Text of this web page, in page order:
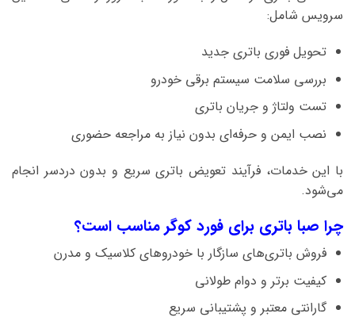
سرویس شامل:
تحویل فوری باتری جدید
بررسی سلامت سیستم برقی خودرو
تست ولتاژ و جریان باتری
نصب ایمن و حرفه‌ای بدون نیاز به مراجعه حضوری
با این خدمات، فرآیند تعویض باتری سریع و بدون دردسر انجام
می‌شود.
چرا صبا باتری برای فورد کوگر مناسب است؟
فروش باتری‌های سازگار با خودروهای کلاسیک و مدرن
کیفیت برتر و دوام طولانی
گارانتی معتبر و پشتیبانی سریع